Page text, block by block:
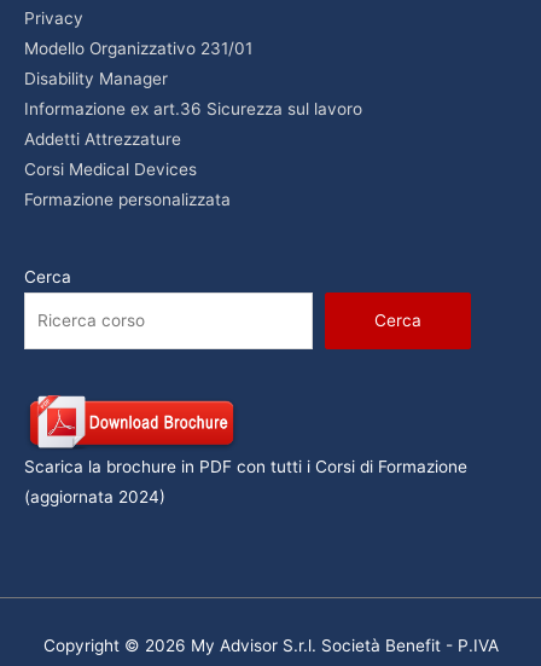
Privacy
Modello Organizzativo 231/01
Disability Manager
Informazione ex art.36 Sicurezza sul lavoro
Addetti Attrezzature
Corsi Medical Devices
Formazione personalizzata
Cerca
Cerca
Scarica la brochure in PDF con tutti i Corsi di Formazione
(aggiornata 2024)
Copyright © 2026 My Advisor S.r.l. Società Benefit - P.IVA